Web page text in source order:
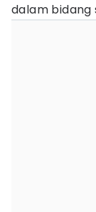
dalam bidang